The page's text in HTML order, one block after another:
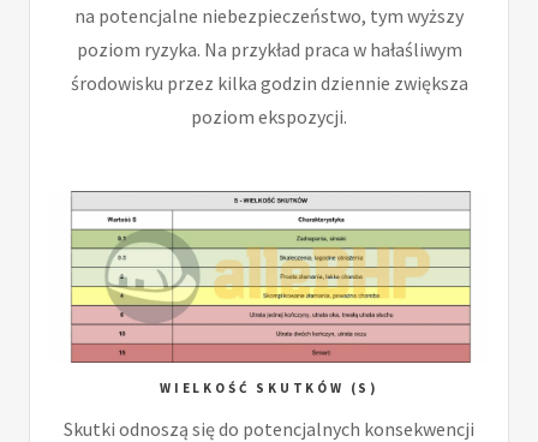
na potencjalne niebezpieczeństwo, tym wyższy
poziom ryzyka. Na przykład praca w hałaśliwym
środowisku przez kilka godzin dziennie zwiększa
poziom ekspozycji.
WIELKOŚĆ SKUTKÓW (S)
Skutki odnoszą się do potencjalnych konsekwencji